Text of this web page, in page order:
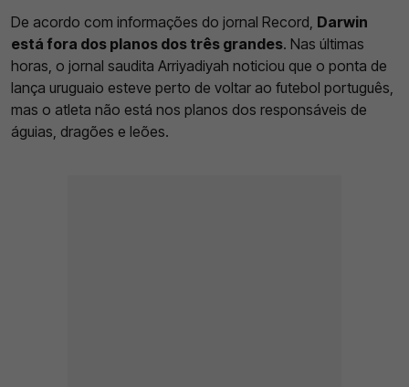
De acordo com informações do jornal Record, Darwin
está fora dos planos dos três grandes. Nas últimas
horas, o jornal saudita Arriyadiyah noticiou que o ponta de
lança uruguaio esteve perto de voltar ao futebol português,
mas o atleta não está nos planos dos responsáveis de
águias, dragões e leões.